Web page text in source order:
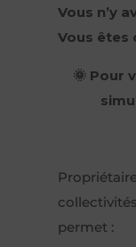
Vous n’y
Vous êtes
🌞 Pour
permet :